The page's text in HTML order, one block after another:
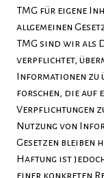
TMG für eigene
allgemeinen
TMG sind wir als
verpflichtet,
Informationen zu
forschen, die auf
Verpflichtungen
Nutzung von
Gesetzen bleiben
Haftung ist
einer konkreten